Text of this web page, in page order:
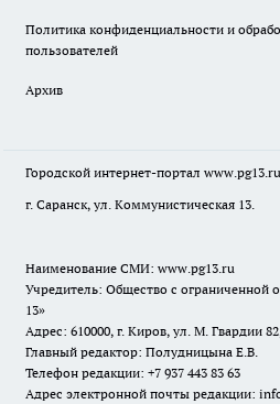
Политика конфиденциальности и
пользователей
Архив
Городской интернет-портал www.pg13.ru
г. Саранск, ул. Коммунистическая 13.
Наименование СМИ: www.pg13.ru
Учредитель: Общество с ограниченной
13»
Адрес: 610000, г. Киров, ул. М. Гвардии
Главный редактор: Полудницына Е.В.
Телефон редакции: +7 937 443 83 63
Адрес электронной почты редакции: